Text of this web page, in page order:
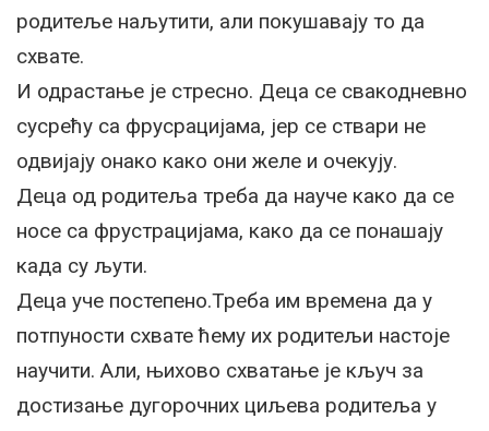
родитеље наљутити, али покушавају то да
схвате.
И одрастање је стресно. Деца се свакодневно
сусрећу са фрусрацијама, јер се ствари не
одвијају онако како они желе и очекују.
Деца од родитеља треба да науче како да се
носе са фрустрацијама, како да се понашају
када су љути.
Деца уче постепено.Треба им времена да у
потпуности схвате ћему их родитељи настоје
научити. Али, њихово схватање је кључ за
достизање дугорочних циљева родитеља у